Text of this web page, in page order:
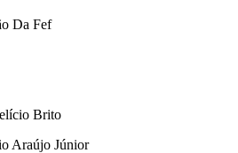
Da Fef
Brito
Araújo Júnior